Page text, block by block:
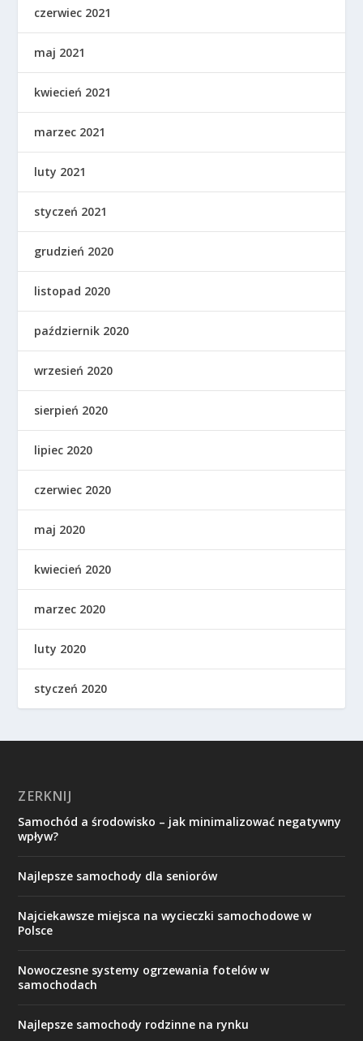
czerwiec 2021
maj 2021
kwiecień 2021
marzec 2021
luty 2021
styczeń 2021
grudzień 2020
listopad 2020
październik 2020
wrzesień 2020
sierpień 2020
lipiec 2020
czerwiec 2020
maj 2020
kwiecień 2020
marzec 2020
luty 2020
styczeń 2020
ZERKNIJ
Samochód a środowisko – jak minimalizować negatywny
wpływ?
Najlepsze samochody dla seniorów
Najciekawsze miejsca na wycieczki samochodowe w
Polsce
Nowoczesne systemy ogrzewania fotelów w
samochodach
Najlepsze samochody rodzinne na rynku